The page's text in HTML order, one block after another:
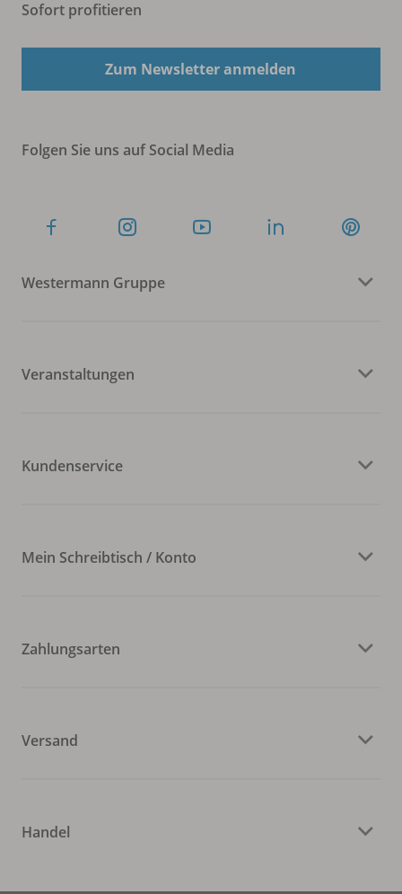
Sofort profitieren
Zum Newsletter anmelden
Folgen Sie uns auf Social Media
Westermann Gruppe
Veranstaltungen
Kundenservice
Mein Schreibtisch / Konto
Zahlungsarten
Versand
Handel